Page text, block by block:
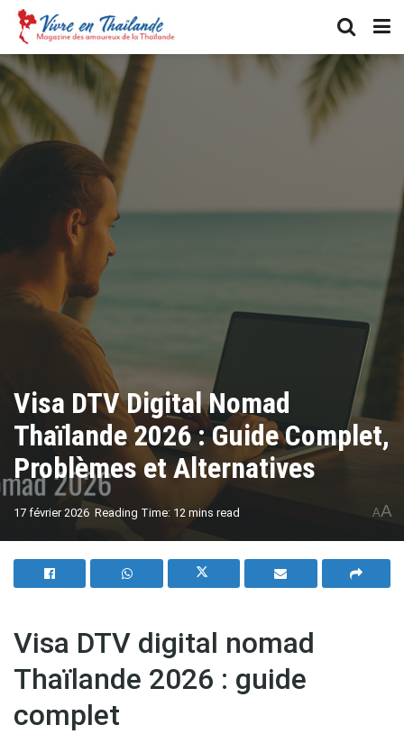
Visa DTV Digital Nomad
Thaïlande 2026 : Guide Complet,
Problèmes et Alternatives
17 février 2026 Reading Time: 12 mins read AA
Visa DTV digital nomad
Thaïlande 2026 : guide
complet